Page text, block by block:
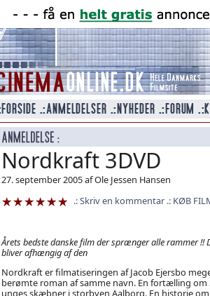
Nordkraft 3DVD
27. september 2005 af Ole Jessen Hansen
Skriv en kommentar
KØB
Årets bedste danske film der sprænger alle rammer !!
bliver afhængig af den
Nordkraft er filmatiseringen af Jacob Ejersbo
berømte roman af samme navn. En fortælling om
unges skæbner i storbyen Aalborg. En historie om